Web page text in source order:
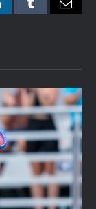
TumblrEmail